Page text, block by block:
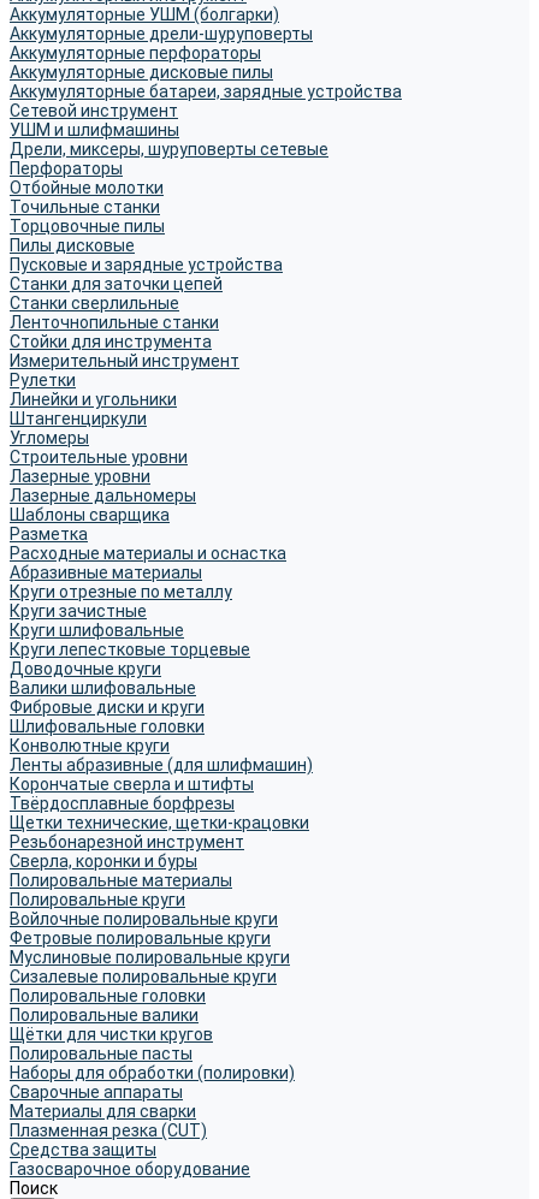
Аккумуляторные УШМ (болгарки)
Аккумуляторные дрели-шуруповерты
Аккумуляторные перфораторы
Аккумуляторные дисковые пилы
Аккумуляторные батареи, зарядные устройства
Сетевой инструмент
УШМ и шлифмашины
Дрели, миксеры, шуруповерты сетевые
Перфораторы
Отбойные молотки
Точильные станки
Торцовочные пилы
Пилы дисковые
Пусковые и зарядные устройства
Станки для заточки цепей
Станки сверлильные
Ленточнопильные станки
Стойки для инструмента
Измерительный инструмент
Рулетки
Линейки и угольники
Штангенциркули
Угломеры
Строительные уровни
Лазерные уровни
Лазерные дальномеры
Шаблоны сварщика
Разметка
Расходные материалы и оснастка
Абразивные материалы
Круги отрезные по металлу
Круги зачистные
Круги шлифовальные
Круги лепестковые торцевые
Доводочные круги
Валики шлифовальные
Фибровые диски и круги
Шлифовальные головки
Конволютные круги
Ленты абразивные (для шлифмашин)
Корончатые сверла и штифты
Твёрдосплавные борфрезы
Щетки технические, щетки-крацовки
Резьбонарезной инструмент
Сверла, коронки и буры
Полировальные материалы
Полировальные круги
Войлочные полировальные круги
Фетровые полировальные круги
Муслиновые полировальные круги
Cизалевые полировальные круги
Полировальные головки
Полировальные валики
Щётки для чистки кругов
Полировальные пасты
Наборы для обработки (полировки)
Сварочные аппараты
Материалы для сварки
Плазменная резка (CUT)
Средства защиты
Газосварочное оборудование
Поиск